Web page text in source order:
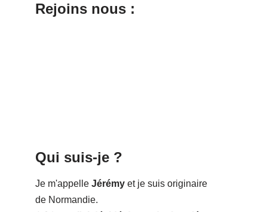
Rejoins nous :
Qui suis-je ?
Je m'appelle Jérémy et je suis originaire
de Normandie.